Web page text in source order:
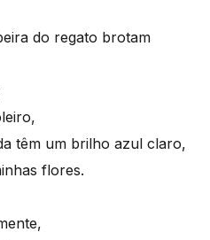
do regato brotam
têm um brilho azul claro,
flores.